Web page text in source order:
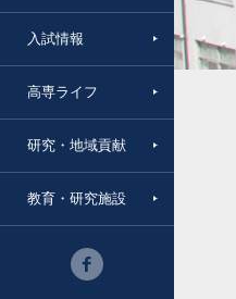
入試情報
高専ライフ
研究・地域貢献
教育・研究施設